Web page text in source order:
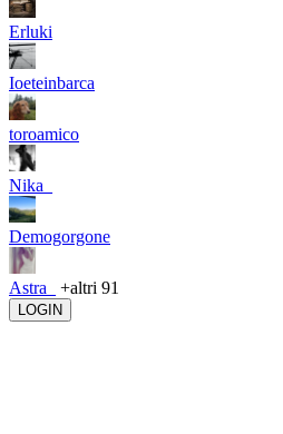
Erluki
Ioeteinbarca
toroamico
Nika_
Demogorgone
Astra_ +altri 91
LOGIN